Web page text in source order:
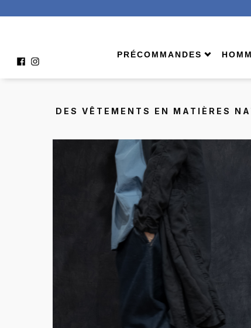
PRÉCOMMANDES
Homme
DES VÊTEMENTS EN MATIÈRES